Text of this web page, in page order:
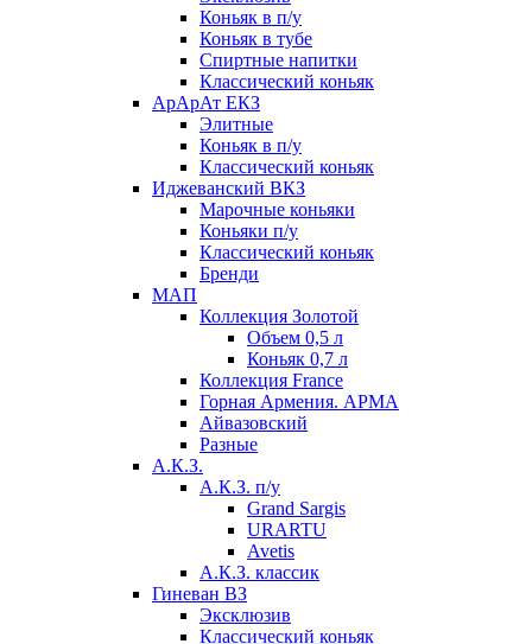
Коньяк в п/у
Коньяк в тубе
Спиртные напитки
Классический коньяк
АрАрАт ЕКЗ
Элитные
Коньяк в п/у
Классический коньяк
Иджеванский ВКЗ
Марочные коньяки
Коньяки п/у
Классический коньяк
Бренди
МАП
Коллекция Золотой
Объем 0,5 л
Коньяк 0,7 л
Коллекция France
Горная Армения. АРМА
Айвазовский
Разные
А.К.З.
А.К.З. п/у
Grand Sargis
URARTU
Avetis
А.К.З. классик
Гиневан ВЗ
Эксклюзив
Классический коньяк